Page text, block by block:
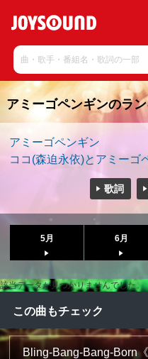
アミーゴペンギンのラ
アミーゴペンギン
ココ(森迫永依)とアミーゴ
歌詞
5月 6月
該当データが見つかりませんでした。
この曲もチェック
Bling-Bang-Bang-Born